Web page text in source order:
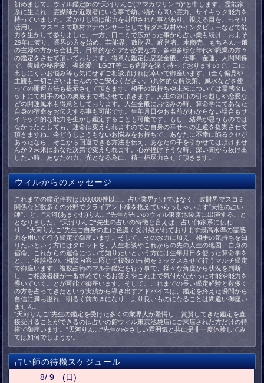
初めまして。ウィル鑑定師の“天河りんご(アマカワリンゴ)”と申します。霊能家
系に生まれ、霊媒師が近親者にいる事で幼い頃から高い霊力、サイキック能力を
持っていました。若かりし頃は能力を封印された事があり、視える目をこっそり
活用し、マスコミで取材アナウンサーとして特ダネ取材やインタビューなどで能
力を生かして参りました。一方、口コミで広がった事から占い業も続け、およそ
29年に渡り、業界の方を始め、芸能界、政財界、経営者、水商売、もちろん一般
の主婦の方から会社員、日常的なケアが必要な方、多種多様な年代や職業の方々
の鑑定をさせて頂いております。得意な鑑定は恋愛全般、仕事、金運、人間関係
で、復縁や秘密愛、複雑愛、LGBT等にも造詣を深く持っておりますので、口に
出しにくいお悩み等も気にせずご相談頂ければ幸いで御座います。(全く偏見や
主観も一切ございませんのでご安心ください。)具体的な解決策、風水などを使
っての開運方法も提示させて頂きます。相手の気持ちや未来については霊感タロ
ットにて相手の心の奥底まで視させて頂きます。人生の節目の引っ越しや恋愛な
どの開運風水も得意としております。人生全般にお悩みの時、算命学にてあなた
自身の宿命をお伝えする事も可能です。生年月日やお名前がわからない場合もサ
イキック的な能力を生かし鑑定することも可能です。もし、結果が思うものでは
なかったとしても、運命は変えられますのでご自身の幸せへの近道を提案させて
頂きますね。今どうしようもないお悩みをお持ちで、あなたに不幸に陥るクセが
あったなら、そこから回避できる方法を伝え、あなたの手を引かせては頂けませ
んか？未来はあなた次第で変えられます。心が挫けそうな時、深い闇から抜け出
したい時、あなたの力、光となる為に、精一杯尽力させて頂きます。
ウィルからのメッセージ
これまでの鑑定件数は100,000件以上。占い業界だけではなく、政財界マスコミ
関係など数多くの分野でクライアント様を抱えていらっしゃいます"天性の占い
師"こと、"天河(あまかわ)りんご“先生が占いのウィル東京池袋店に出演すること
となりました。"天河りんご“先生の占いの特徴と言えば、占い師家系に伝わ
り、"天河りんご“先生ご自身の血に色濃く受け継がれております最高水準の霊感
力を用いて行う鑑定で御座います。そして、そのお力に加え、相手の気持ちを知
りたいという方にはタロットを、人生相談やこれからの先の人生の地図、自身の
宿命、これからの運命について知りたいという方には生年月日を使った算命学を
と、ご相談様のご相談内容に応じて複数の占術をミックスさせて行うマルチ鑑定
で御座います。複数占術のマルチ鑑定を行う事で、様々な角度から状況を判断
し、ご相談者様が一番求めているお答えやこれまで気付かなかった才能や能力を
導いていくことが可能で御座います。そして、これまでの長い鑑定経験と数多く
の方を占ってきたという実績から導き出すアドバイスは、鑑定を終えた瞬間から
自信に満ち溢れ、明るく前向きになり、より良いものになることは間違い御座い
ません。
"天河りんご“先生の鑑定を受けた多くの業界人が驚愕し、賞賛してきた鑑定を直
接受けることができるのは占いの館ウィル東京池袋店にご来店された方だけの特
権で御座います。"天河りんご“先生のやさしい雰囲気と共に是非一度体験してみ
ては如何でしょうか。
占い師の待機スケジュール
8/ 9 (日)